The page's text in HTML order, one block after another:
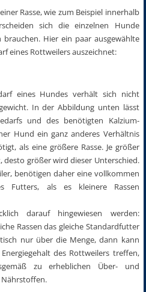
Rasse, wie zum Beispiel innerhalb
sich die einzelnen Hunde
Hier ein paar ausgewählte
eines Rottweilers auszeichnet:
eines Hundes verhält sich nicht
In der Abbildung unten lässt
und des benötigten Kalzium-
Hund ein ganz anderes Verhältnis
als eine größere Rasse. Je größer
desto größer wird dieser Unterschied.
benötigen daher eine vollkommen
Futters, als es kleinere Rassen
darauf hingewiesen werden:
Rassen das gleiche Standardfutter
nur über die Menge, dann kann
des Rottweilers treffen,
zu erheblichen Über- und